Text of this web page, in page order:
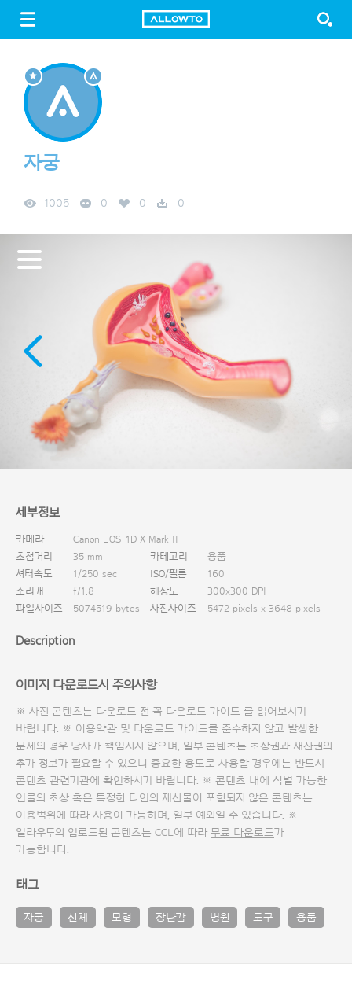
FREE DOWNLOAD
자궁
1005 0 0 0
세부정보
카메라
Canon EOS-1D X Mark II
초첨거리
35 mm 카테고리
용품
셔터속도
1/250 sec ISO/필름
160
조리개
f/1.8 해상도
300x300 DPI
파일사이즈
5074519 bytes 사진사이즈 5472 pixels x 3648 pixels
Description
이미지 다운로드시 주의사항
※ 사진 콘텐츠는 다운로드 전 꼭 다운로드 가이드 를 읽어보시기
바랍니다. ※ 이용약관 및 다운로드 가이드를 준수하지 않고 발생한
문제의 경우 당사가 책임지지 않으며, 일부 콘텐츠는 초상권과 재산권의
추가 정보가 필요할 수 있으니 중요한 용도로 사용할 경우에는 반드시
콘텐츠 관련기관에 확인하시기 바랍니다. ※ 콘텐츠 내에 식별 가능한
인물의 초상 혹은 특정한 타인의 재산물이 포함되지 않은 콘텐츠는
이용범위에 따라 사용이 가능하며, 일부 예외일 수 있습니다. ※
얼라우투의 업로드된 콘텐츠는 CCL에 따라 무료 다운로드가
가능합니다.
태그
자궁 신체 모형 장난감 병원 도구 용품